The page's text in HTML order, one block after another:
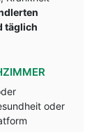
täglich
oder